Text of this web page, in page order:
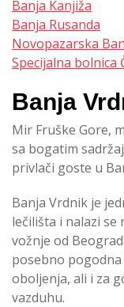
Banja Kanjiža
Banja Rusanda
Novopazarska
Specijalna bolnica
Banja
Mir Fruške Gore,
sa bogatim
privlači goste u
Banja Vrdnik je
lečilišta i nalazi se
vožnje od
posebno
oboljenja, ali i za
vazduhu.